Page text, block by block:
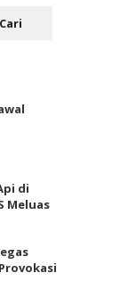
di
Meluas